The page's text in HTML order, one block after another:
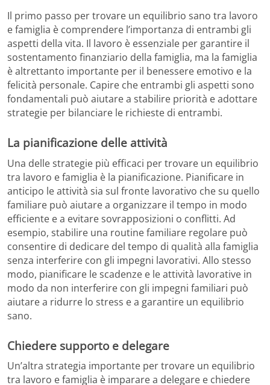
Il primo passo per trovare un equilibrio sano tra lavoro
e famiglia è comprendere l’importanza di entrambi gli
aspetti della vita. Il lavoro è essenziale per garantire il
sostentamento finanziario della famiglia, ma la famiglia
è altrettanto importante per il benessere emotivo e la
felicità personale. Capire che entrambi gli aspetti sono
fondamentali può aiutare a stabilire priorità e adottare
strategie per bilanciare le richieste di entrambi.
La pianificazione delle attività
Una delle strategie più efficaci per trovare un equilibrio
tra lavoro e famiglia è la pianificazione. Pianificare in
anticipo le attività sia sul fronte lavorativo che su quello
familiare può aiutare a organizzare il tempo in modo
efficiente e a evitare sovrapposizioni o conflitti. Ad
esempio, stabilire una routine familiare regolare può
consentire di dedicare del tempo di qualità alla famiglia
senza interferire con gli impegni lavorativi. Allo stesso
modo, pianificare le scadenze e le attività lavorative in
modo da non interferire con gli impegni familiari può
aiutare a ridurre lo stress e a garantire un equilibrio
sano.
Chiedere supporto e delegare
Un’altra strategia importante per trovare un equilibrio
tra lavoro e famiglia è imparare a delegare e chiedere